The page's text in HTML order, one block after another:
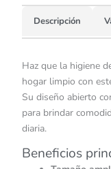
Descripción
Haz que la higiene
hogar limpio con
Su diseño abierto
para brindar
diaria.
Beneficios